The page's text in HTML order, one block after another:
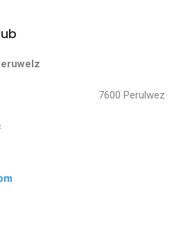
4 7600 Perulwez